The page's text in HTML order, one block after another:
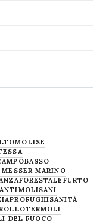
MARINO
FORESTALE FURTO
MOLISANI
PROFUGHISANITÀ
TERMOLI
DEL FUOCO